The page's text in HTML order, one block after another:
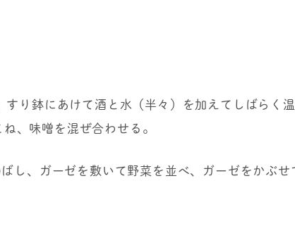
り鉢にあけて酒と水（半々）を加えてしばらく
、味噌を混ぜ合わせる。
し、ガーゼを敷いて野菜を並べ、ガーゼをかぶ